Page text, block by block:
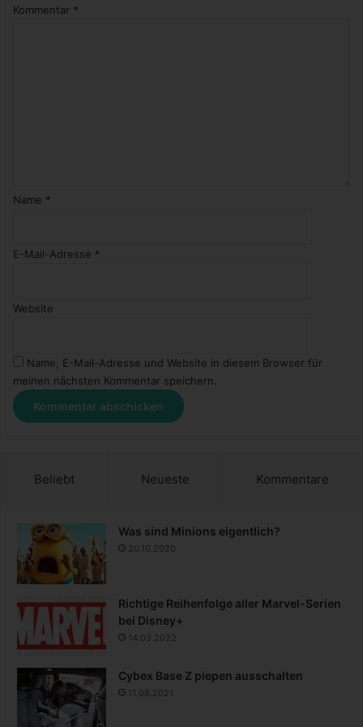
Kommentar *
Name *
E-Mail-Adresse *
Website
Name, E-Mail-Adresse und Website in diesem Browser für
meinen nächsten Kommentar speichern.
Beliebt Neueste Kommentare
Was sind Minions eigentlich?
20.10.2020
Richtige Reihenfolge aller Marvel-Serien
bei Disney+
14.03.2022
Cybex Base Z piepen ausschalten
11.08.2021